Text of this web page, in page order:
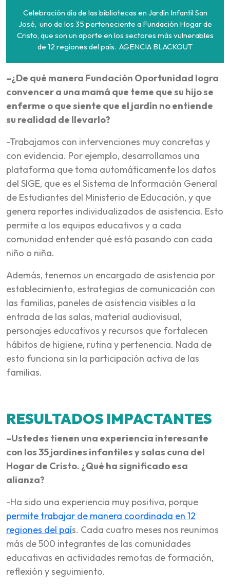
Celebración día de las bibliotecas en Jardín Infantil San
José, uno de los 35 perteneciente a Fundación Hogar de
Cristo, que son un aporte en los sectores más vulnerables
de 12 regiones del país. AGENCIA BLACKOUT
–¿De qué manera Fundación Oportunidad logra
convencer a una mamá que teme que su hijo se
enferme o que siente que el jardín no entiende
su realidad de llevarlo?
-Trabajamos con intervenciones muy concretas y
con evidencia. Por ejemplo, desarrollamos una
plataforma que toma automáticamente los datos
del SIGE, que es el Sistema de Información General
de Estudiantes del Ministerio de Educación, y que
genera reportes individualizados de asistencia. Esto
permite a los equipos educativos y a cada
comunidad entender qué está pasando con cada
niño o niña.
Además, tenemos un encargado de asistencia por
establecimiento, estrategias de comunicación con
las familias, paneles de asistencia visibles a la
entrada de las salas, material audiovisual,
personajes educativos y recursos que fortalecen
hábitos de higiene, rutina y pertenencia. Nada de
esto funciona sin la participación activa de las
familias.
RESULTADOS IMPACTANTES
–Ustedes tienen una experiencia interesante
con los 35 jardines infantiles y salas cuna del
Hogar de Cristo. ¿Qué ha significado esa
alianza?
-Ha sido una experiencia muy positiva, porque
permite trabajar de manera coordinada en 12
regiones del país. Cada cuatro meses nos reunimos
más de 500 integrantes de las comunidades
educativas en actividades remotas de formación,
reflexión y seguimiento.